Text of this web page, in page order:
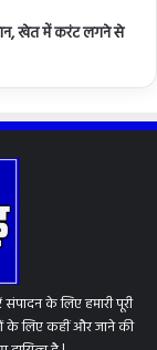
खेत में करंट लगने से
के लिए हमारी पूरी
के लिए कहीं और जाने की